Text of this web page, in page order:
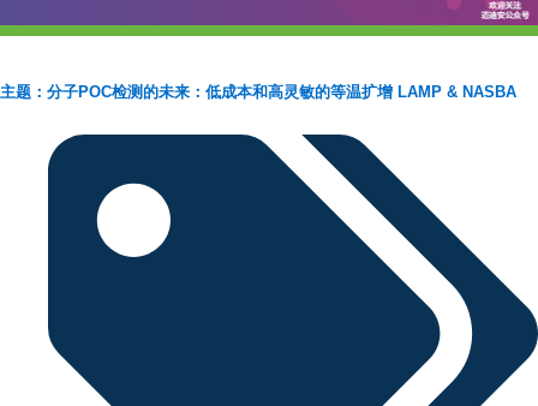
主题：分子POC检测的未来：低成本和高灵敏的等温扩增 LAMP & NASBA